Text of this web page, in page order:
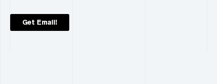
Get Email!